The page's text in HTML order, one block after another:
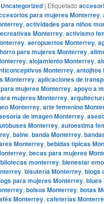
Uncategorized | Etiquetado
para mujeres Monterrey,
, actividades para niños
Monterrey, activismo
, aeropuertos Monterrey,
para mujeres Monterrey,
, alojamiento Monterrey,
Monterrey, antojitos
Monterrey, aplicaciones de
mujeres Monterrey, apoyo a
mujeres Monterrey,
Monterrey, arte femenino
de imagen Monterrey,
Monterrey, autoestima
, balne, banda Monterrey,
Monterrey, bebidas típicas
, becas para mujeres
monterrey, bienestar
, bisutería Monterrey, blogs
para mujeres Monterrey, blues
, bolsos Monterrey, botas
Monterrey, cafeterías